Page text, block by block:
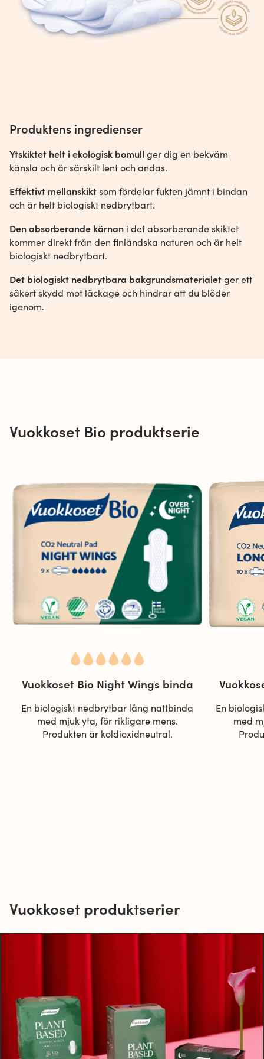
dig.
Tjocklek 2 mm
Produktens ingredienser
Ytskiktet helt i ekologisk bomull ger dig en bekväm
känsla och är särskilt lent och andas.
Effektivt mellanskiktsom fördelar fukten jämnt i bindan
och är helt biologiskt nedbrytbart.
Den absorberande kärnan i det absorberande skiktet
kommer direkt från den finländska naturen och är helt
biologiskt nedbrytbart.
Det biologiskt nedbrytbara bakgrundsmaterialetger ett
säkert skydd mot läckage och hindrar att du blöder
igenom.
Vuokkoset Bio produktserie
Vuokkoset Bio Night Wings binda
En biologiskt nedbrytbar lång nattbinda
med mjuk yta, för rikligare mens.
Produkten är koldioxidneutral.
En
med
Vuokkoset produktserier